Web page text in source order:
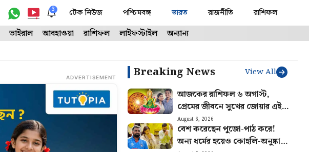
3 টেক নিউজ পশ্চিমবঙ্গ ভারত রাজনীতি রাশিফল
ভাইরাল আবহাওয়া রাশিফল লাইফস্টাইল অন্যান্য
ADVERTISEMENT Breaking News View All
আজকের রাশিফল ৬ অগাস্ট,
প্রেমের জীবনে সুখের জোয়ার এই
চার রাশির
August 6, 2026
বেশ করেছেন পুজো-পাঠ করে!
অন্য ধর্মের হয়েও কোহলি-অনুষ্কার